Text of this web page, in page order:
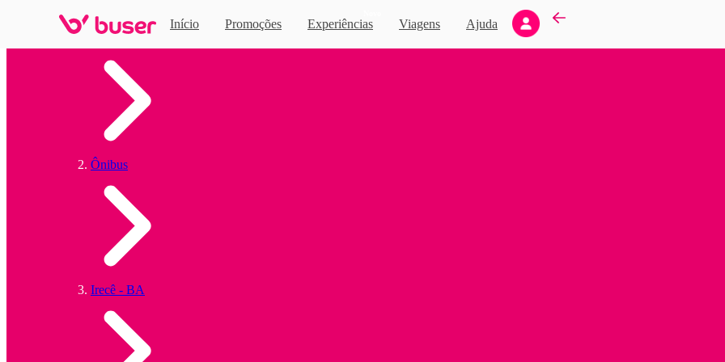
Início Promoções Experiências Viagens Ajuda
Ônibus
Irecê - BA